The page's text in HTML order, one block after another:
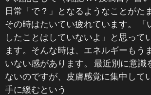
日常「で？」となるようなことがた
その時はたいてい疲れています。 「
したことはしていないよ」と思って
ます。そんな時は、エネルギーもう
いない感があります。 最近別に意識
ないのですが、皮膚感覚に集中して
手に緩むという